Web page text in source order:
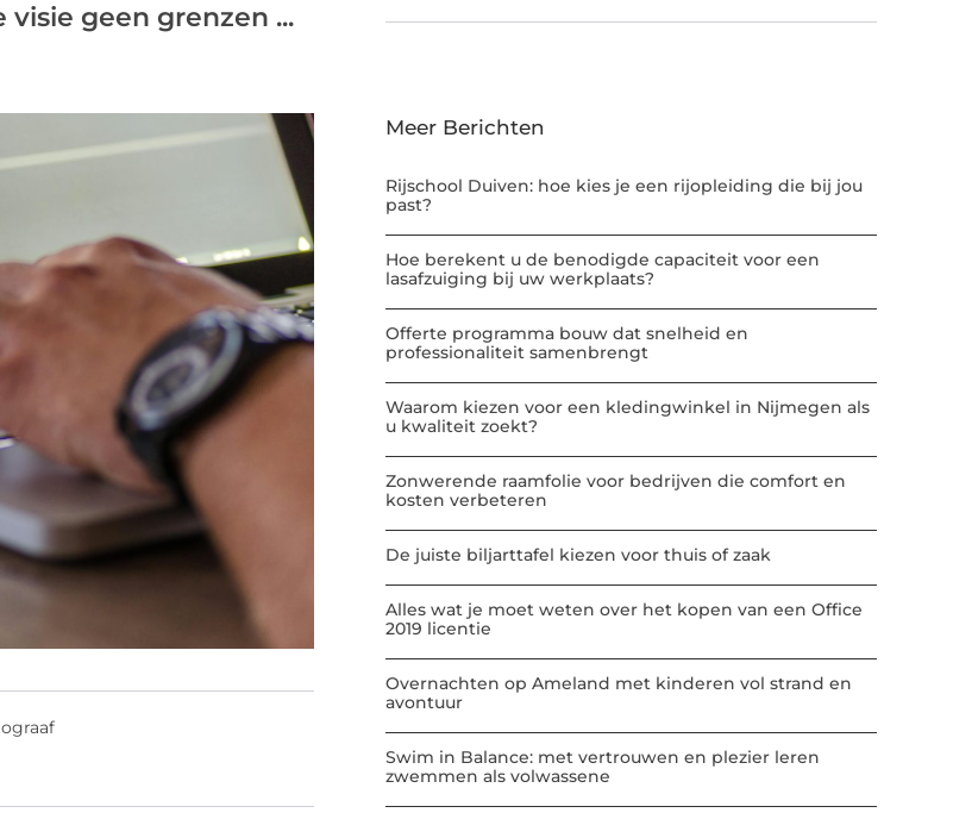
geen grenzen ...
Meer Berichten
Rijschool Duiven: hoe kies je een rijopleiding die bij jou
past?
Hoe berekent u de benodigde capaciteit voor een
lasafzuiging bij uw werkplaats?
Offerte programma bouw dat snelheid en
professionaliteit samenbrengt
Waarom kiezen voor een kledingwinkel in Nijmegen als
u kwaliteit zoekt?
Zonwerende raamfolie voor bedrijven die comfort en
kosten verbeteren
De juiste biljarttafel kiezen voor thuis of zaak
Alles wat je moet weten over het kopen van een Office
2019 licentie
Overnachten op Ameland met kinderen vol strand en
avontuur
Swim in Balance: met vertrouwen en plezier leren
zwemmen als volwassene